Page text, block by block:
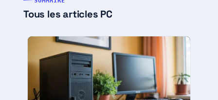
Tous les articles PC